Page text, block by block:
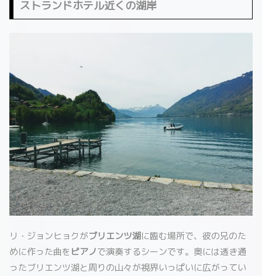
ストランドホテル近くの湖岸
リ・ジョンヒョクがブリエンツ湖に臨む場所で、彼の兄のた
めに作った曲を ピアノで演奏するシーンです。奥には透き通
ったブリエンツ湖と周りの山々が視界いっぱいに広がってい